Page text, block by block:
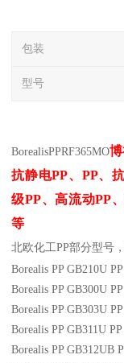
包装
型号
BorealisPPRF365MO
抗静电PP、 PP、
级PP、高流动PP
等
北欧化工PP部分型号
Borealis PP GB210U PP
Borealis PP GB300U PP
Borealis PP GB303U PP
Borealis PP GB311U PP
Borealis PP GB312UB